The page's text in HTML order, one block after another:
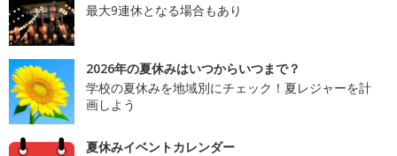
最大9連休となる場合もあり
2026年の夏休みはいつからいつまで？
学校の夏休みを地域別にチェック！夏レジャーを計
画しよう
夏休みイベントカレンダー